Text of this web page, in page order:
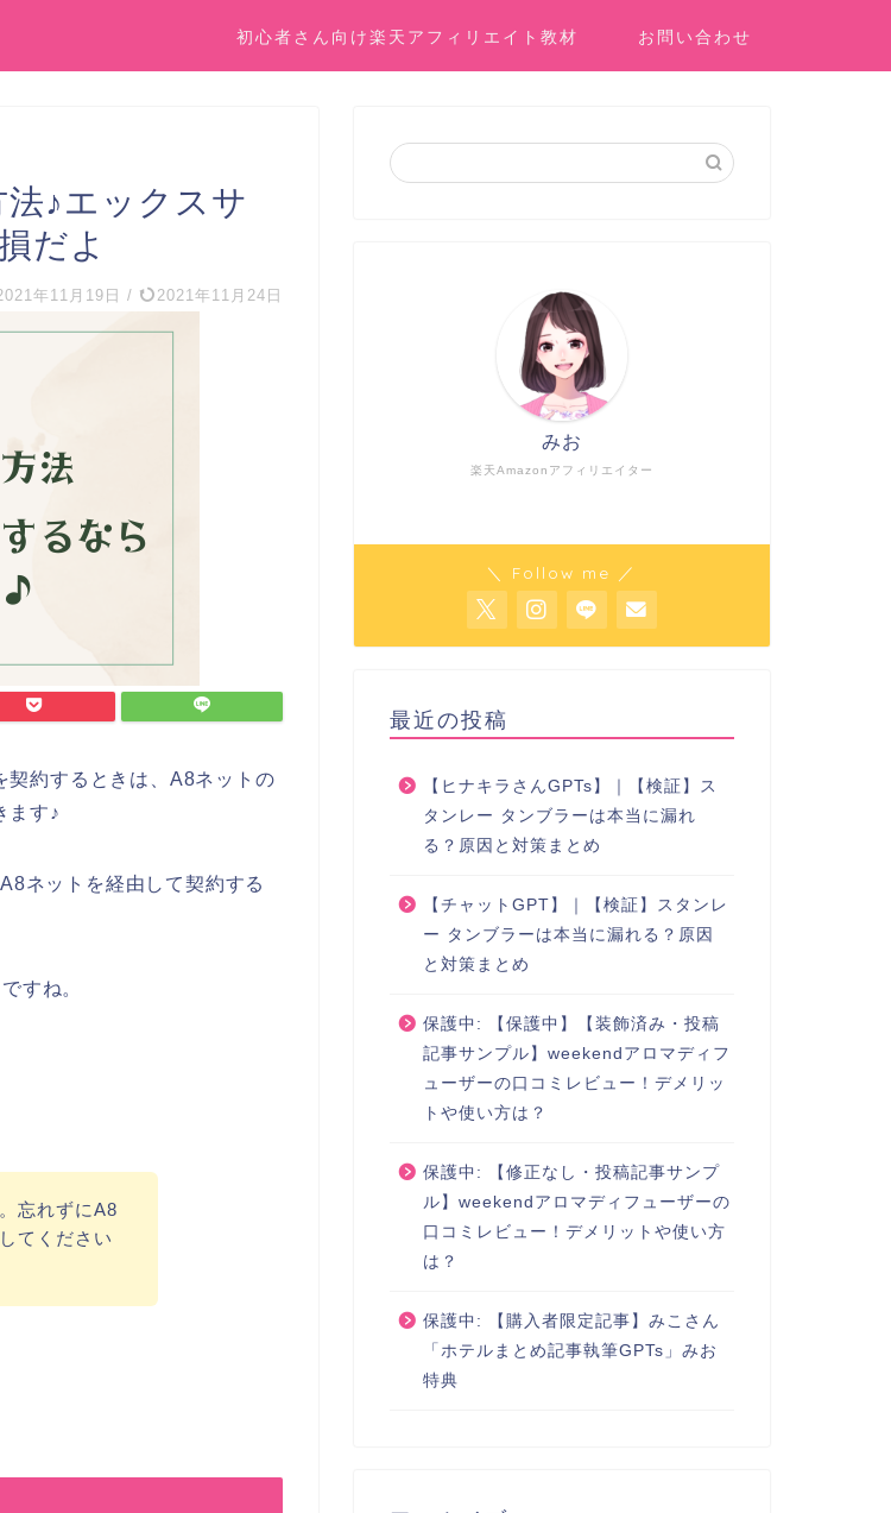
初心者さん向け楽天アフィリエイト教材 お問い合わせ
♪エックスサ
だよ
年11月19日 / 2021年11月24日
契約するときは、A8ネットの
ます♪
ネットを経由して契約する
すね。
忘れずにA8
てください
楽天Amazonアフィリエイター
みお
＼ Follow me ／
最近の投稿
【ヒナキラさんGPTs】｜【検証】ス
タンレー タンブラーは本当に漏れ
る？原因と対策まとめ
【チャットGPT】｜【検証】スタンレ
ー タンブラーは本当に漏れる？原因
と対策まとめ
保護中: 【保護中】【装飾済み・投稿
記事サンプル】weekendアロマディフ
ューザーの口コミレビュー！デメリッ
トや使い方は？
保護中: 【修正なし・投稿記事サンプ
ル】weekendアロマディフューザーの
口コミレビュー！デメリットや使い方
は？
保護中: 【購入者限定記事】みこさん
「ホテルまとめ記事執筆GPTs」みお
特典